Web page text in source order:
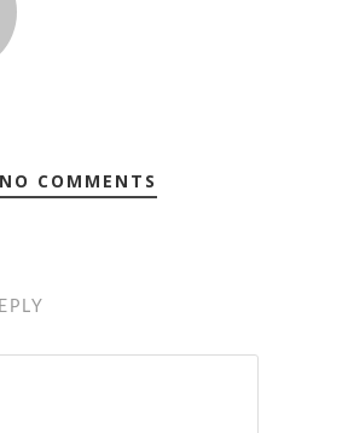
NO COMMENTS